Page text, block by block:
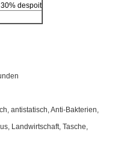
despoit
antistatisch, Anti-Bakterien,
Landwirtschaft, Tasche,